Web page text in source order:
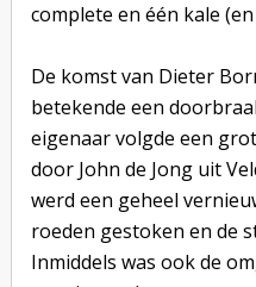
complete en één kale
De komst van Dieter
betekende een
eigenaar volgde een
door John de Jong uit
werd een geheel
roeden gestoken en de
Inmiddels was ook de